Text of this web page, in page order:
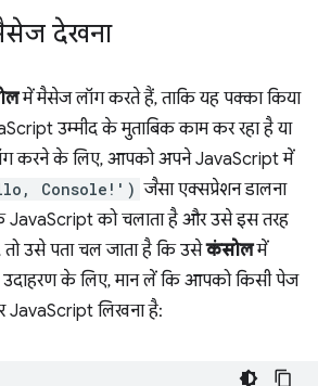
देखना
में मैसेज लॉग करते हैं, ताकि यह पक्का किया
उम्मीद के मुताबिक काम कर रहा है या
करने के लिए, आपको अपने JavaScript में
Console!') जैसा एक्सप्रेशन डालना
JavaScript को चलाता है और उसे इस तरह
तो उसे पता चल जाता है कि उसेकंसोलमें
के लिए, मान लें कि आपको किसी पेज
लिखना है: